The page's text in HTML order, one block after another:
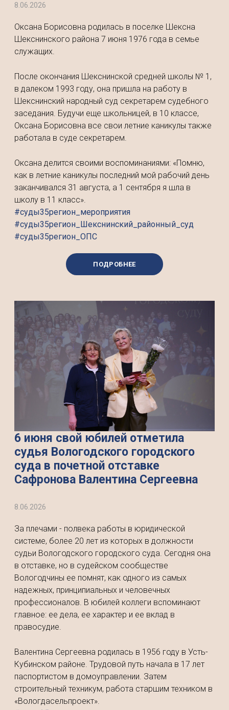
8.06.2026
Оксана Борисовна родилась в поселке Шексна
Шекснинского района 7 июня 1976 года в семье
служащих.
После окончания Шекснинской средней школы № 1,
в далеком 1993 году, она пришла на работу в
Шекснинский народный суд секретарем судебного
заседания. Будучи еще школьницей, в 10 классе,
Оксана Борисовна все свои летние каникулы также
работала в суде секретарем.
Оксана делится своими воспоминаниями: «Помню,
как в летние каникулы последний мой рабочий день
заканчивался 31 августа, а 1 сентября я шла в
школу в 11 класс».
#суды35регион_мероприятия
#суды35регион_Шекснинский_районный_суд
#суды35регион_ОПС
ПОДРОБНЕЕ
6 июня свой юбилей отметила
судья Вологодского городского
суда в почетной отставке
Сафронова Валентина Сергеевна
8.06.2026
За плечами - полвека работы в юридической
системе, более 20 лет из которых в должности
судьи Вологодского городского суда. Сегодня она
в отставке, но в судейском сообществе
Вологодчины ее помнят, как одного из самых
надежных, принципиальных и человечных
профессионалов. В юбилей коллеги вспоминают
главное: ее дела, ее характер и ее вклад в
правосудие.
Валентина Сергеевна родилась в 1956 году в Усть-
Кубинском районе. Трудовой путь начала в 17 лет
паспортистом в домоуправлении. Затем
строительный техникум, работа старшим техником в
«Вологдасельпроект».